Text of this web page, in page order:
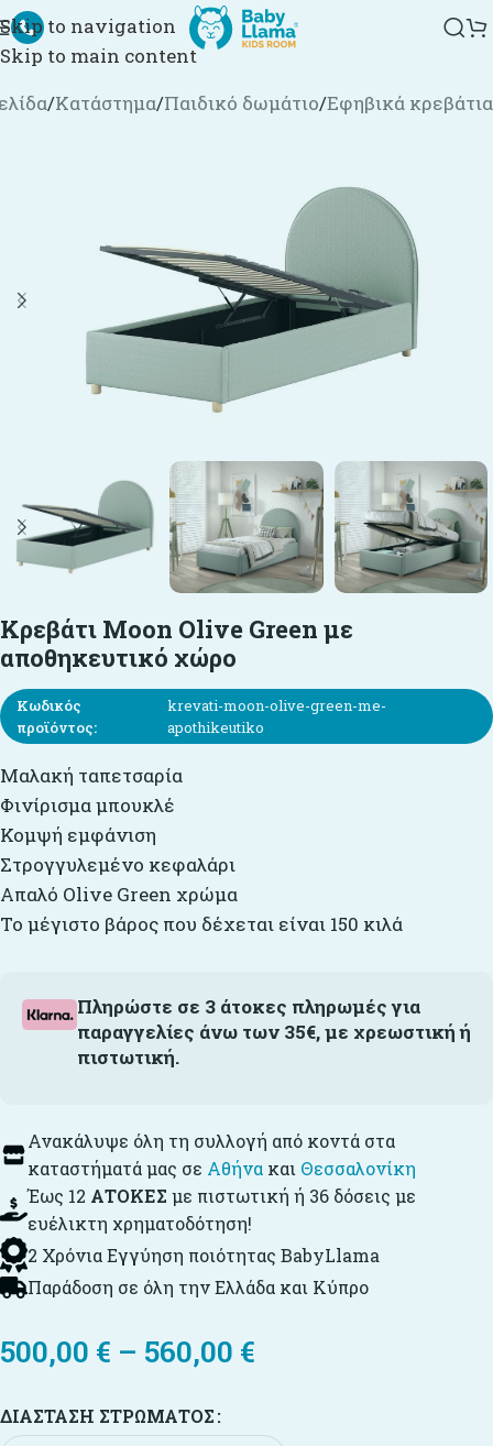
Skip to navigation
Skip to main content
/Κατάστημα/Παιδικό δωμάτιο/Εφηβικά κρεβάτια
Κρεβάτι Moon Olive Green με
αποθηκευτικό χώρο
Κωδικός
προϊόντος:
krevati-moon-olive-green-me-
apothikeutiko
Μαλακή ταπετσαρία
Φινίρισμα μπουκλέ
Κομψή εμφάνιση
Στρογγυλεμένο κεφαλάρι
Απαλό Olive Green χρώμα
Το μέγιστο βάρος που δέχεται είναι 150 κιλά
Πληρώστε σε 3 άτοκες πληρωμές για
παραγγελίες άνω των 35€, με χρεωστική ή
πιστωτική.
Ανακάλυψε όλη τη συλλογή από κοντά στα
καταστήματά μας σε Αθήνα και Θεσσαλονίκη
Έως 12 ΑΤΟΚΕΣ με πιστωτική ή 36 δόσεις με
ευέλικτη χρηματοδότηση!
2 Χρόνια Εγγύηση ποιότητας BabyLlama
Παράδοση σε όλη την Ελλάδα και Κύπρο
500,00 € – 560,00 €
ΔΙΆΣΤΑΣΗ ΣΤΡΏΜΑΤΟΣ